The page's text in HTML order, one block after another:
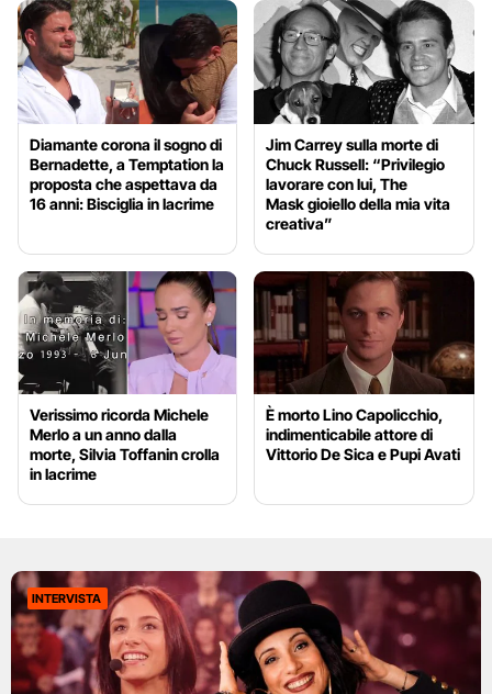
Diamante corona il sogno di
Bernadette, a Temptation la
proposta che aspettava da
16 anni: Bisciglia in lacrime
Jim Carrey sulla morte di
Chuck Russell: “Privilegio
lavorare con lui, The
Mask gioiello della mia vita
creativa”
Verissimo ricorda Michele
Merlo a un anno dalla
morte, Silvia Toffanin crolla
in lacrime
È morto Lino Capolicchio,
indimenticabile attore di
Vittorio De Sica e Pupi Avati
INTERVISTA